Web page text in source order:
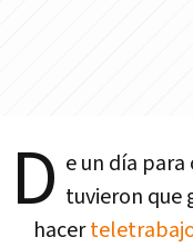
D e un día
tuvieron que
hacer